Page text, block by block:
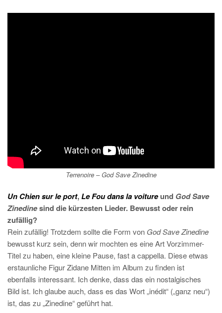
Terrenoire –God Save Zinedine
Un Chien sur le port,Le Fou dans la voitureund God Save
Zinedinesind die kürzesten Lieder. Bewusst oder rein
zufällig?
Rein zufällig! Trotzdem sollte die Form von God Save Zinedine
bewusst kurz sein, denn wir mochten es eine Art Vorzimmer-
Titel zu haben, eine kleine Pause, fast a cappella. Diese etwas
erstaunliche Figur Zidane Mitten im Album zu finden ist
ebenfalls interessant. Ich denke, dass das ein nostalgisches
Bild ist. Ich glaube auch, dass es das Wort „inédit“ („ganz neu“)
ist, das zu „Zinedine“ geführt hat.